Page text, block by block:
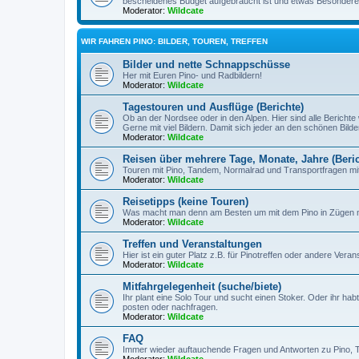
Moderator: Wildcate
WIR FAHREN PINO: BILDER, TOUREN, TREFFEN
Bilder und nette Schnappschüsse
Her mit Euren Pino- und Radbildern!
Moderator: Wildcate
Tagestouren und Ausflüge (Berichte)
Ob an der Nordsee oder in den Alpen. Hier sind alle Berichte
Gerne mit viel Bildern. Damit sich jeder an den schönen
Moderator: Wildcate
Reisen über mehrere Tage, Monate, Jahre
Touren mit Pino, Tandem, Normalrad und Transportfragen
Moderator: Wildcate
Reisetipps (keine Touren)
Was macht man denn am Besten um mit dem Pino in
Moderator: Wildcate
Treffen und Veranstaltungen
Hier ist ein guter Platz z.B. für Pinotreffen oder andere
Moderator: Wildcate
Mitfahrgelegenheit (suche/biete)
Ihr plant eine Solo Tour und sucht einen Stoker. Oder ihr
posten oder nachfragen.
Moderator: Wildcate
FAQ
Immer wieder auftauchende Fragen und Antworten zu Pino,